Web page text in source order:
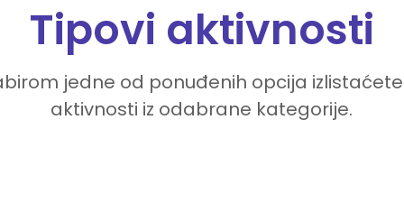
Tipovi aktivnosti
jedne od ponuđenih opcija
aktivnosti iz odabrane kategorije.